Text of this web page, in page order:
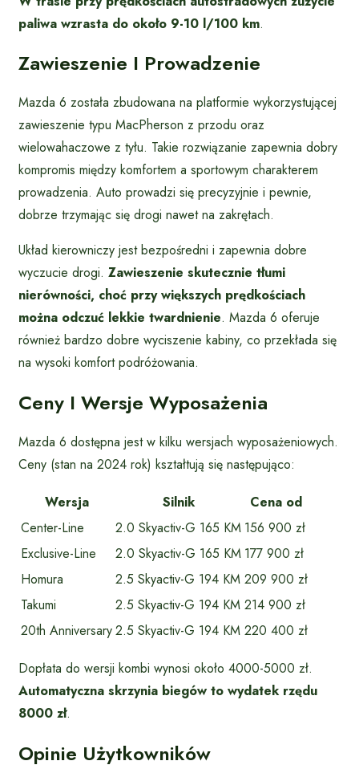
paliwa wzrasta do około 9-10 l/100 km.
Zawieszenie I Prowadzenie
Mazda 6 została zbudowana na platformie wykorzystującej
zawieszenie typu MacPherson z przodu oraz
wielowahaczowe z tyłu. Takie rozwiązanie zapewnia dobry
kompromis między komfortem a sportowym charakterem
prowadzenia. Auto prowadzi się precyzyjnie i pewnie,
dobrze trzymając się drogi nawet na zakrętach.
Układ kierowniczy jest bezpośredni i zapewnia dobre
wyczucie drogi. Zawieszenie skutecznie tłumi
nierówności, choć przy większych prędkościach
można odczuć lekkie twardnienie. Mazda 6 oferuje
również bardzo dobre wyciszenie kabiny, co przekłada się
na wysoki komfort podróżowania.
Ceny I Wersje Wyposażenia
Mazda 6 dostępna jest w kilku wersjach wyposażeniowych.
Ceny (stan na 2024 rok) kształtują się następująco:
Wersja Silnik
Cena od
Center-Line
2.0 Skyactiv-G 165 KM 156 900 zł
Exclusive-Line
2.0 Skyactiv-G 165 KM 177 900 zł
Homura
2.5 Skyactiv-G 194 KM 209 900 zł
Takumi
2.5 Skyactiv-G 194 KM 214 900 zł
20th Anniversary2.5 Skyactiv-G 194 KM 220 400 zł
Dopłata do wersji kombi wynosi około 4000-5000 zł.
Automatyczna skrzynia biegów to wydatek rzędu
8000 zł.
Opinie Użytkowników